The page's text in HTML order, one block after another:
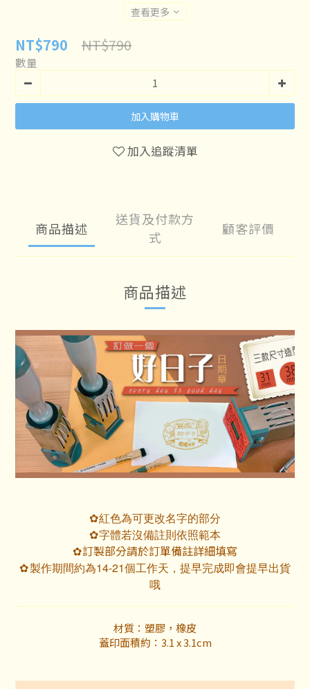
查看更多
NT$790 NT$790
數量
加入購物車
加入追蹤清單
商品描述
送貨及付款方
式
顧客評價
商品描述
✿紅色為可更改名字的部分
✿字體若沒備註則依照範本
✿訂製部分請於訂單備註詳細填寫
✿製作期間約為14-21個工作天，提早完成即會提早出貨
哦
材質：塑膠，橡皮
蓋印面積約：3.1 x 3.1cm